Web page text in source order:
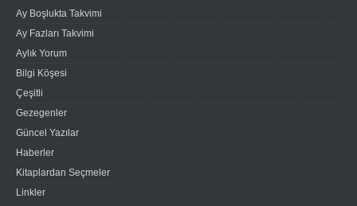
Ay Boşlukta Takvimi
Ay Fazları Takvimi
Aylık Yorum
Bilgi Köşesi
Çeşitli
Gezegenler
Güncel Yazılar
Haberler
Kitaplardan Seçmeler
Linkler